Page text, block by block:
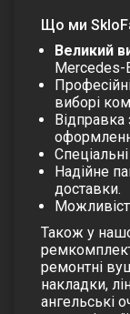
Що ми
Великий
Mercedes-
виборі
Надійне
доставки.
Також у
ремонтні
накладки,
ангельські